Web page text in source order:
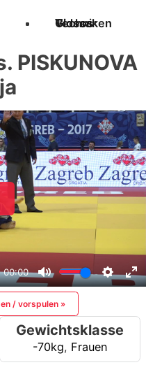
Techniken
Videos
Glossar
PISKUNOVA
/ vorspulen »
Gewichtsklasse
-70kg, Frauen